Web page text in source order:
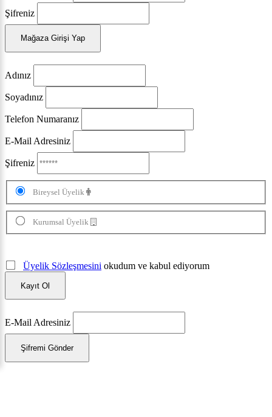
Şifreniz
Mağaza Girişi Yap
Adınız
Soyadınız
Telefon Numaranız
E-Mail Adresiniz
Şifreniz
Bireysel Üyelik
Kurumsal Üyelik
Üyelik Sözleşmesini okudum ve kabul ediyorum
Kayıt Ol
E-Mail Adresiniz
Şifremi Gönder